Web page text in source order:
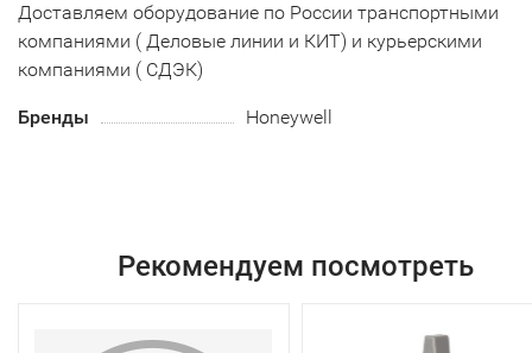
Доставляем оборудование по России транспортными
компаниями ( Деловые линии и КИТ) и курьерскими
компаниями ( СДЭК)
Бренды Honeywell
Рекомендуем посмотреть